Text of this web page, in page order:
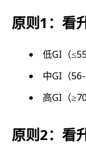
原则1：看
低GI（≤55
中GI（56-
高GI（≥70
原则2：看